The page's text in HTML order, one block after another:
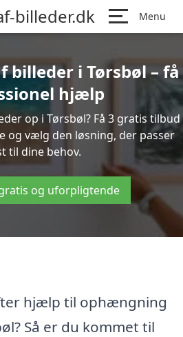
billeder.dk Menu
i Tørsbøl – få
hjælp
op i Tørsbøl? Få 3 gratis tilbud
og vælg den løsning, der passer
til dine behov.
og uforpligtende
hjælp til ophængning
Så er du kommet til